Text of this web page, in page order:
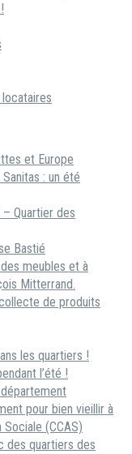
et Europe
: un été
Quartier des
Bastié
meubles et à
Mitterrand.
de produits
les quartiers !
l’été !
pour bien vieillir à
Sociale (CCAS)
des quartiers des